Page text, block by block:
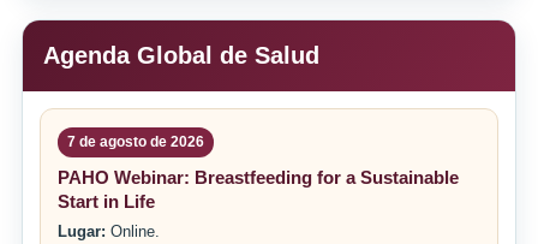
Agenda Global de Salud
7 de agosto de 2026
PAHO Webinar: Breastfeeding for a Sustainable
Start in Life
Lugar: Online.